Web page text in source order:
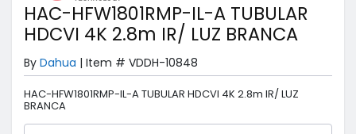
HAC-HFW1801RMP-IL-A TUBULAR
HDCVI 4K 2.8m IR/ LUZ BRANCA
By Dahua | Item # VDDH-10848
HAC-HFW1801RMP-IL-A TUBULAR HDCVI 4K 2.8m IR/ LUZ
BRANCA